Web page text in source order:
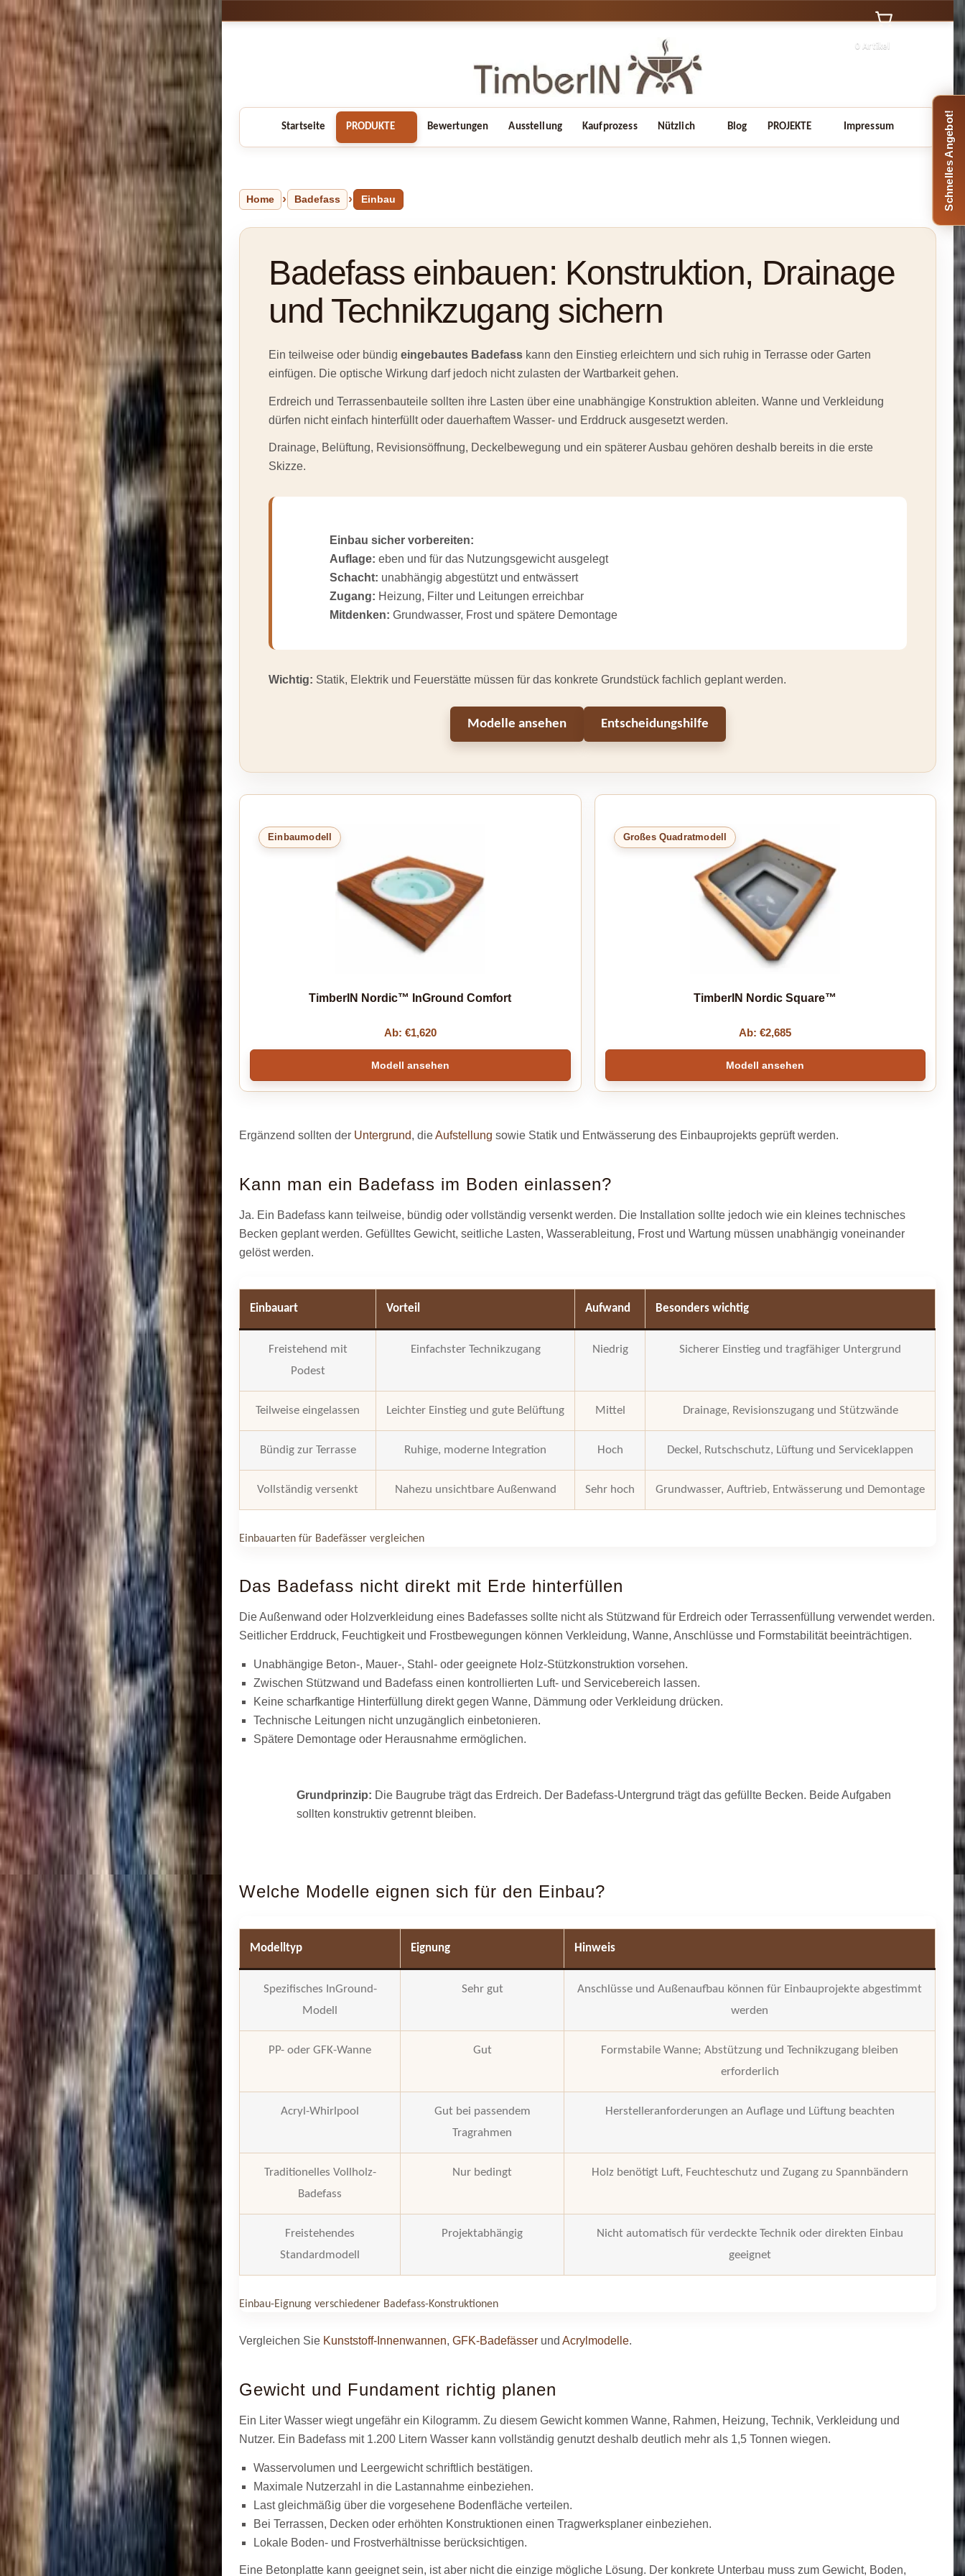
0 Artikel
Startseite PRODUKTE Bewertungen Ausstellung Kaufprozess Nützlich Blog PROJEKTE Impressum
Home Badefass Einbau
Badefass einbauen: Konstruktion, Drainage
und Technikzugang sichern
Ein teilweise oder bündigeingebautes Badefass kann den Einstieg erleichtern und sich ruhig in Terrasse oder Garten
einfügen. Die optische Wirkung darf jedoch nicht zulasten der Wartbarkeit gehen.
Erdreich und Terrassenbauteile sollten ihre Lasten über eine unabhängige Konstruktion ableiten. Wanne und Verkleidung
dürfen nicht einfach hinterfüllt oder dauerhaftem Wasser- und Erddruck ausgesetzt werden.
Drainage, Belüftung, Revisionsöffnung, Deckelbewegung und ein späterer Ausbau gehören deshalb bereits in die erste
Skizze.
Einbau sicher vorbereiten:
Auflage: eben und für das Nutzungsgewicht ausgelegt
Schacht: unabhängig abgestützt und entwässert
Zugang: Heizung, Filter und Leitungen erreichbar
Mitdenken: Grundwasser, Frost und spätere Demontage
Wichtig: Statik, Elektrik und Feuerstätte müssen für das konkrete Grundstück fachlich geplant werden.
Modelle ansehen Entscheidungshilfe
Einbaumodell
TimberIN Nordic™ InGround Comfort
Ab: €1,620
Modell ansehen
Großes Quadratmodell
TimberIN Nordic Square™
Ab:€2,685
Modell ansehen
Ergänzend sollten der Untergrund, dieAufstellung sowie Statik und Entwässerung des Einbauprojekts geprüft werden.
Kann man ein Badefass im Boden einlassen?
Ja. Ein Badefass kann teilweise, bündig oder vollständig versenkt werden. Die Installation sollte jedoch wie ein kleines technisches
Becken geplant werden. Gefülltes Gewicht, seitliche Lasten, Wasserableitung, Frost und Wartung müssen unabhängig voneinander
gelöst werden.
Einbauart Vorteil Aufwand Besonders wichtig
Freistehend mit
Podest
Einfachster Technikzugang Niedrig Sicherer Einstieg und tragfähiger Untergrund
Teilweise eingelassen Leichter Einstieg und gute Belüftung Mittel Drainage, Revisionszugang und Stützwände
Bündig zur Terrasse Ruhige, moderne Integration Hoch Deckel, Rutschschutz, Lüftung und Serviceklappen
Vollständig versenkt Nahezu unsichtbare Außenwand Sehr hoch Grundwasser, Auftrieb, Entwässerung und Demontage
Einbauarten für Badefässer vergleichen
Das Badefass nicht direkt mit Erde hinterfüllen
Die Außenwand oder Holzverkleidung eines Badefasses sollte nicht als Stützwand für Erdreich oder Terrassenfüllung verwendet werden.
Seitlicher Erddruck, Feuchtigkeit und Frostbewegungen können Verkleidung, Wanne, Anschlüsse und Formstabilität beeinträchtigen.
Unabhängige Beton-, Mauer-, Stahl- oder geeignete Holz-Stützkonstruktion vorsehen.
Zwischen Stützwand und Badefass einen kontrollierten Luft- und Servicebereich lassen.
Keine scharfkantige Hinterfüllung direkt gegen Wanne, Dämmung oder Verkleidung drücken.
Technische Leitungen nicht unzugänglich einbetonieren.
Spätere Demontage oder Herausnahme ermöglichen.
Grundprinzip: Die Baugrube trägt das Erdreich. Der Badefass-Untergrund trägt das gefüllte Becken. Beide Aufgaben
sollten konstruktiv getrennt bleiben.
Welche Modelle eignen sich für den Einbau?
Modelltyp Eignung Hinweis
Spezifisches InGround-
Modell
Sehr gut
Anschlüsse und Außenaufbau können für Einbauprojekte abgestimmt
werden
PP- oder GFK-Wanne Gut
Formstabile Wanne; Abstützung und Technikzugang bleiben
erforderlich
Acryl-Whirlpool
Gut bei passendem
Tragrahmen
Herstelleranforderungen an Auflage und Lüftung beachten
Traditionelles Vollholz-
Badefass
Nur bedingt Holz benötigt Luft, Feuchteschutz und Zugang zu Spannbändern
Freistehendes
Standardmodell
Projektabhängig
Nicht automatisch für verdeckte Technik oder direkten Einbau
geeignet
Einbau-Eignung verschiedener Badefass-Konstruktionen
Vergleichen Sie Kunststoff-Innenwannen,GFK-Badefässer undAcrylmodelle.
Gewicht und Fundament richtig planen
Ein Liter Wasser wiegt ungefähr ein Kilogramm. Zu diesem Gewicht kommen Wanne, Rahmen, Heizung, Technik, Verkleidung und
Nutzer. Ein Badefass mit 1.200 Litern Wasser kann vollständig genutzt deshalb deutlich mehr als 1,5 Tonnen wiegen.
Wasservolumen und Leergewicht schriftlich bestätigen.
Maximale Nutzerzahl in die Lastannahme einbeziehen.
Last gleichmäßig über die vorgesehene Bodenfläche verteilen.
Bei Terrassen, Decken oder erhöhten Konstruktionen einen Tragwerksplaner einbeziehen.
Lokale Boden- und Frostverhältnisse berücksichtigen.
Eine Betonplatte kann geeignet sein, ist aber nicht die einzige mögliche Lösung. Der konkrete Unterbau muss zum Gewicht, Boden,
Schnelles Angebot!